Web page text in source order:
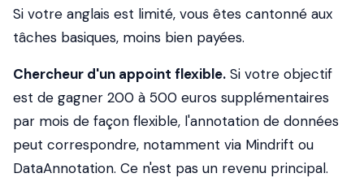
Si votre anglais est limité, vous êtes cantonné aux
tâches basiques, moins bien payées.
Chercheur d'un appoint flexible. Si votre objectif
est de gagner 200 à 500 euros supplémentaires
par mois de façon flexible, l'annotation de données
peut correspondre, notamment via Mindrift ou
DataAnnotation. Ce n'est pas un revenu principal.